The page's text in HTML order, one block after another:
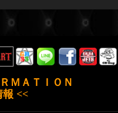
ＭＡＴＩＯＮ
報 <<